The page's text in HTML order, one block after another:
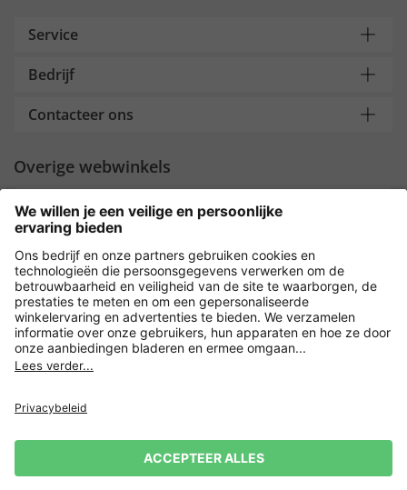
Service
Bedrijf
Contacteer ons
Overige webwinkels
Nederland
Payment and Delivery
Versleuteling met
Verkoopvoorwaarden
Leveringsvoorwaarden
Herroeping indienen
Impressum Cookie-instellingen